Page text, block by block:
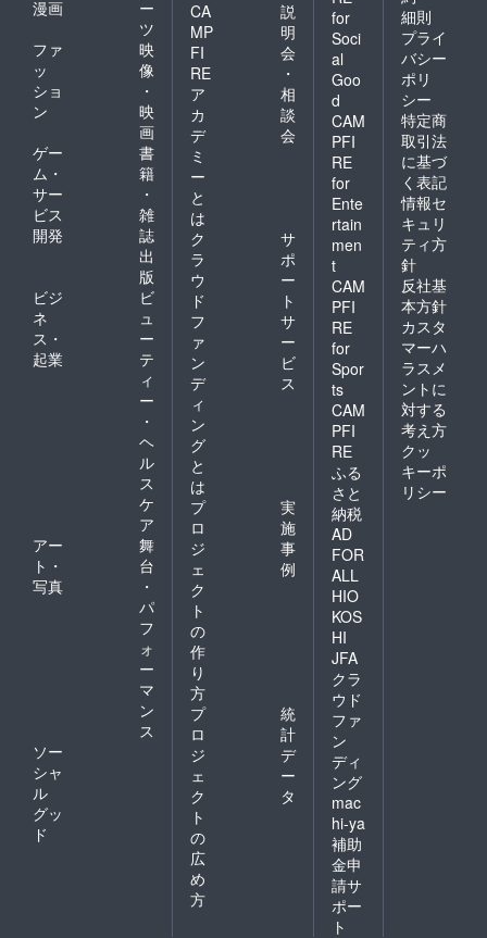
漫画
ー
ツ
ファ
ッ
ショ
ン
映
像
・
映
画
ゲー
ム・
サー
ビス
開発
書
籍
・
雑
誌
出
版
ビジ
ネ
ス・
起業
ビ
ュ
ー
テ
ィ
ー
・
ヘ
ル
ス
ケ
ア
アー
ト・
写真
舞
台
・
パ
フ
ォ
ー
マ
ン
ス
ソー
シャ
ル
グッ
ド
CA
MP
FI
RE
ア
カ
デ
ミ
ー
と
は
説
明
会
・
相
談
会
ク
ラ
ウ
ド
フ
ァ
ン
デ
ィ
ン
グ
と
は
サ
ポ
ー
ト
サ
ー
ビ
ス
プ
ロ
ジ
ェ
ク
ト
の
作
り
方
実
施
事
例
プ
ロ
ジ
ェ
ク
ト
の
広
め
方
統
計
デ
ー
タ
for
Soci
al
Goo
d
CAM
PFI
RE
for
Ente
rtain
men
t
CAM
PFI
RE
for
Spor
ts
CAM
PFI
RE
ふる
さと
納税
AD
FOR
ALL
HIO
KOS
HI
JFA
クラ
ウド
ファ
ン
ディ
ング
mac
hi-ya
補助
金申
請サ
ポー
ト
細則
プライ
バシー
ポリ
シー
特定商
取引法
に基づ
く表記
情報セ
キュリ
ティ方
針
反社基
本方針
カスタ
マーハ
ラスメ
ントに
対する
考え方
クッ
キーポ
リシー